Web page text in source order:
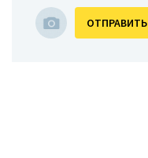
ОТПРАВИТЬ